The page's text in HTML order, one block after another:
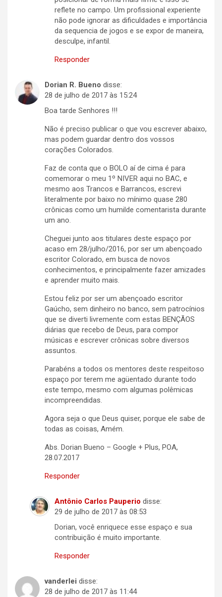
reflete no campo. Um profissional experiente
não pode ignorar as dificuldades e importância
da sequencia de jogos e se expor de maneira,
desculpe, infantil.
Responder
Dorian R. Bueno disse:
28 de julho de 2017 às 15:24
Boa tarde Senhores !!!
Não é preciso publicar o que vou escrever abaixo,
mas podem guardar dentro dos vossos
corações Colorados.
Faz de conta que o BOLO aí de cima é para
comemorar o meu 1º NIVER aqui no BAC, e
mesmo aos Trancos e Barrancos, escrevi
literalmente por baixo no mínimo quase 280
crônicas como um humilde comentarista durante
um ano.
Cheguei junto aos titulares deste espaço por
acaso em 28/julho/2016, por ser um abençoado
escritor Colorado, em busca de novos
conhecimentos, e principalmente fazer amizades
e aprender muito mais.
Estou feliz por ser um abençoado escritor
Gaúcho, sem dinheiro no banco, sem patrocínios
que se diverti livremente com estas BENÇÃOS
diárias que recebo de Deus, para compor
músicas e escrever crônicas sobre diversos
assuntos.
Parabéns a todos os mentores deste respeitoso
espaço por terem me agüentado durante todo
este tempo, mesmo com algumas polêmicas
incompreendidas.
Agora seja o que Deus quiser, porque ele sabe de
todas as coisas, Amém.
Abs. Dorian Bueno – Google + Plus, POA,
28.07.2017
Responder
Antônio Carlos Pauperio disse:
29 de julho de 2017 às 08:53
Dorian, você enriquece esse espaço e sua
contribuição é muito importante.
Responder
vanderlei disse:
28 de julho de 2017 às 11:44